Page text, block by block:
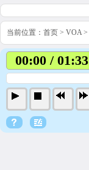
当前位置： 首页 > VOA>
00:00 / 01:33